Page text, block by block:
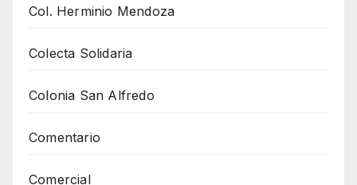
Col. Herminio Mendoza
Colecta Solidaria
Colonia San Alfredo
Comentario
Comercial